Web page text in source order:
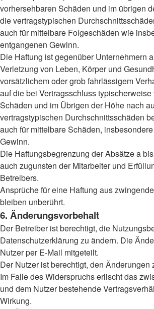
vorhersehbaren Schäden und im übrigen
die vertragstypischen
auch für mittelbare Folgeschäden wie
entgangenen Gewinn.
Die Haftung ist gegenüber Unternehmern
Verletzung von Leben, Körper und
vorsätzlichem oder grob fahrlässigem
auf die bei Vertragsschluss
Schäden und im Übrigen der Höhe nach
vertragstypischen Durchschnittsschäden
auch für mittelbare Schäden,
Gewinn.
Die Haftungsbegrenzung der Absätze a
auch zugunsten der Mitarbeiter und
Betreibers.
Ansprüche für eine Haftung aus
bleiben unberührt.
6. Änderungsvorbehalt
Der Betreiber ist berechtigt, die
Datenschutzerklärung zu ändern. Die
Nutzer per E-Mail mitgeteilt.
Der Nutzer ist berechtigt, den Änderungen
Im Falle des Widerspruchs erlischt das
und dem Nutzer bestehende
Wirkung.